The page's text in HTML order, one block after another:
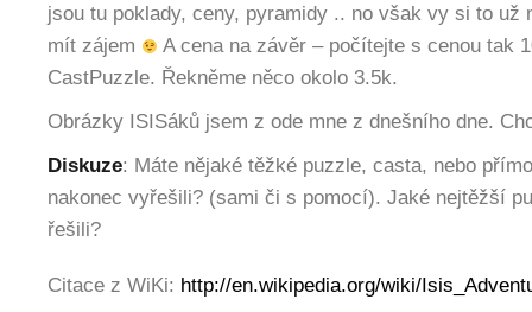
jsou tu poklady, ceny, pyramidy .. no však vy si to už
mít zájem
A cena na závěr – počítejte s cenou tak
CastPuzzle. Řekněme něco okolo 3.5k.
Obrázky ISISáků jsem z ode mne z dnešního dne.
Diskuze: Máte nějaké těžké puzzle, casta, nebo
nakonec vyřešili? (sami či s pomocí). Jaké nejtěžší
řešili?
Citace z WiKi: http://en.wikipedia.org/wiki/